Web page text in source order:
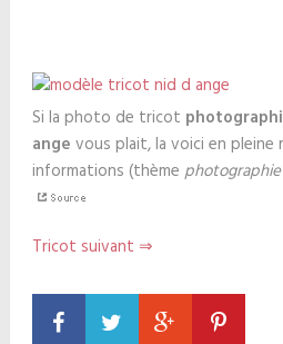
Si la photo de tricot
ange vous plait, la voici en pleine
informations (thème
Tricot suivant ⇒